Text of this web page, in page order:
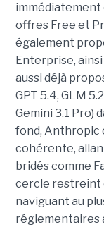
immédiatement
offres Free et
également
Enterprise, ainsi
aussi déjà
GPT 5.4, GLM
Gemini 3.1 Pro)
fond, Anthropic
cohérente,
bridés comme
cercle restreint
naviguant au
réglementaires